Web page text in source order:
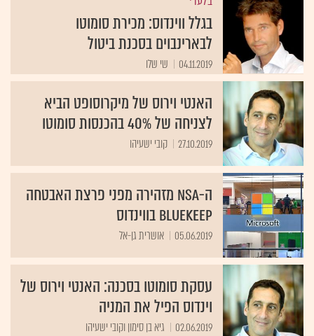
בגלל ווינדוס: מכירת סומוטו
לבארינבוים בסכנת ביטול
04.11.2019 שי שלו
האנטי וירוס של מיקרוסופט הביא
לצניחה של 40% בהכנסות סומוטו
27.10.2019 קובי ישעיהו
ה-NSA מזהירה מפני פרצת האבטחה
BlueKeep בווינדוס
05.06.2019 אושרית גן-אל
עסקת סומוטו בסכנה: האנטי וירוס של
וינדוס הפיל את המניה
02.06.2019 גיא בן סימון וקובי ישעיהו